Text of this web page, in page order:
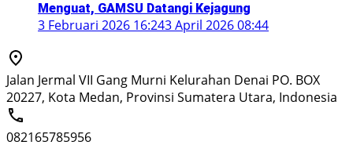
Menguat, GAMSU Datangi Kejagung
3 Februari 2026 16:243 April 2026 08:44
Jalan Jermal VII Gang Murni Kelurahan Denai PO. BOX
20227, Kota Medan, Provinsi Sumatera Utara, Indonesia
082165785956